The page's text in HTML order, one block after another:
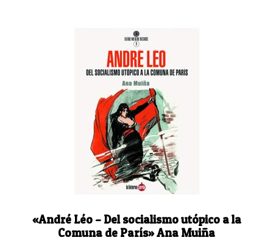
«André Léo – Del socialismo utópico a la
Comuna de París» Ana Muiña